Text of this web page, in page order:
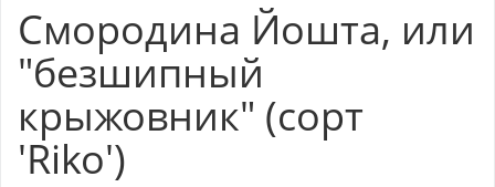
Смородина Йошта, или
"безшипный
крыжовник" (сорт
'Riko')